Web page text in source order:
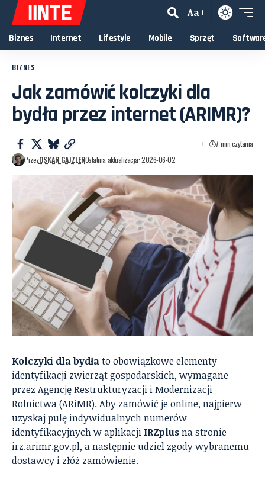
Aa
Biznes Internet Lifestyle Mobile Sprzęt
BIZNES
Jak zamówić kolczyki dla
bydła przez internet (ARIMR)?
PrzezOSKAR GAJZLEROstatnia aktualizacja: 2026-06-02
7 min czytania
Kolczyki dla bydłato obowiązkowe elementy
identyfikacji zwierząt gospodarskich, wymagane
przez Agencję Restrukturyzacji i Modernizacji
Rolnictwa (ARiMR). Aby zamówić je online, najpierw
uzyskaj pulę indywidualnych numerów
identyfikacyjnych w aplikacji IRZplusna stronie
irz.arimr.gov.pl, a następnie udziel zgody wybranemu
dostawcy i złóż zamówienie.